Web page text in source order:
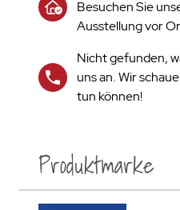
Besuchen Sie
Ausstellung vor
Nicht gefunden,
uns an. Wir
tun können!
Produktmarke